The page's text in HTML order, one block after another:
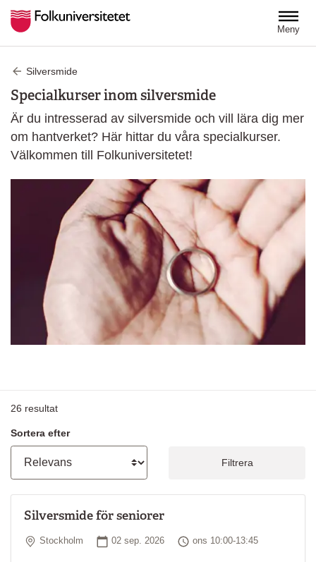
Meny
Silversmide
Specialkurser inom silversmide
Är du intresserad av silversmide och vill lära dig mer
om hantverket? Här hittar du våra specialkurser.
Välkommen till Folkuniversitetet!
26 resultat
Sortera efter
Filtrera
Silversmide för seniorer
Plats
Stockholm Startdatum
02 sep. 2026 Tid
ons 10:00-13:45